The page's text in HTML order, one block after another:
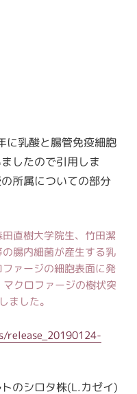
に乳酸と腸管免疫細胞
したので引用しま
所属についての部分
直樹大学院生、竹田潔
腸内細菌が産生する乳
ァージの細胞表面に発
クロファージの樹状突
ました。
release_20190124-
のシロタ株(L.カゼイ)